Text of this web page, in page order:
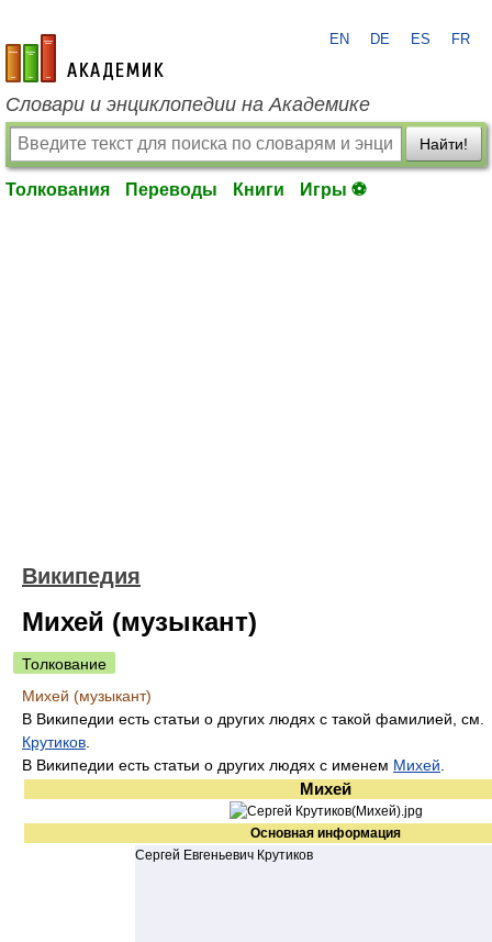
academic.ru
EN DE ES FR
Словари и энциклопедии на Академике
Найти!
Толкования Переводы Книги Игры ⚽
Википедия
Михей (музыкант)
Толкование
Михей (музыкант)
В Википедии есть статьи о других людях с такой фамилией, см.
Крутиков
В Википедии есть статьи о других людях с именем Михей
Михей
Основная информация
Сергей Евгеньевич Крутиков